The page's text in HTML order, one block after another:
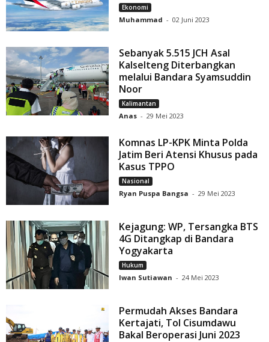
Ekonomi
Muhammad - 02 Juni 2023
Sebanyak 5.515 JCH Asal
Kalselteng Diterbangkan
melalui Bandara Syamsuddin
Noor
Kalimantan
Anas - 29 Mei 2023
Komnas LP-KPK Minta Polda
Jatim Beri Atensi Khusus pada
Kasus TPPO
Nasional
Ryan Puspa Bangsa - 29 Mei 2023
Kejagung: WP, Tersangka BTS
4G Ditangkap di Bandara
Yogyakarta
Hukum
Iwan Sutiawan - 24 Mei 2023
Permudah Akses Bandara
Kertajati, Tol Cisumdawu
Bakal Beroperasi Juni 2023